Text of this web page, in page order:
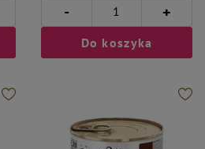
- +
Do koszyka